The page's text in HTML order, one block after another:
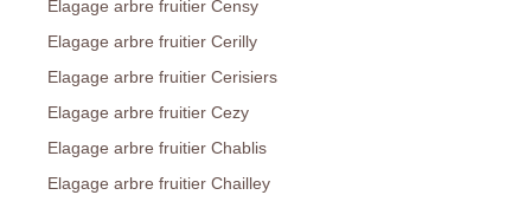
Elagage arbre fruitier Censy
Elagage arbre fruitier Cerilly
Elagage arbre fruitier Cerisiers
Elagage arbre fruitier Cezy
Elagage arbre fruitier Chablis
Elagage arbre fruitier Chailley